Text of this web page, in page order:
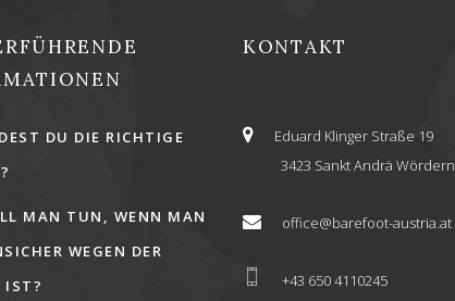
DU DIE RICHTIGE
MAN TUN, WENN MAN
WEGEN DER
KONTAKT
Eduard Klinger Straße 19
3423 Sankt Andrä Wördern
office@barefoot-austria.at
+43 650 4110245